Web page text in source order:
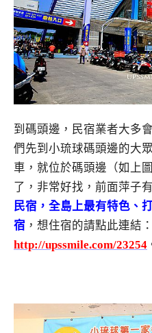
到碼頭邊，民宿業者大多
們先到小琉球碼頭邊的大
車，就位於碼頭邊（如上
了，非常好找，前面萍子
民宿 ，全島上最有特色、
宿 ，想住宿的請點此連結：
http://upssmile.com/23254